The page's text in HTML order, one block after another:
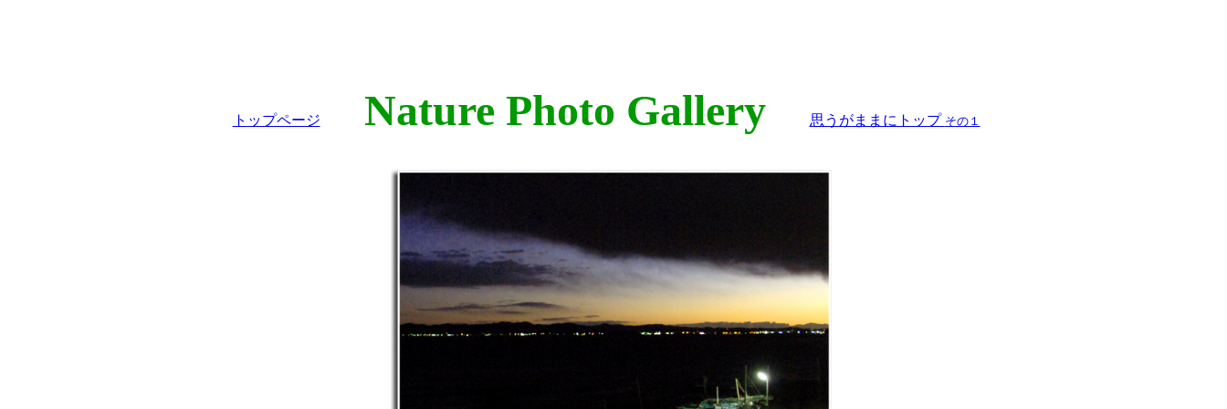
トップページ Nature Photo Gallery 思うがままにトップ その１